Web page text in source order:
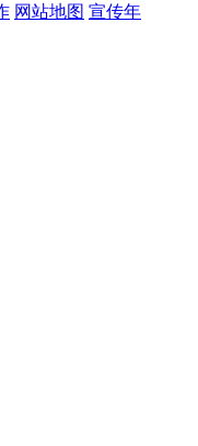
网站地图 宣传年